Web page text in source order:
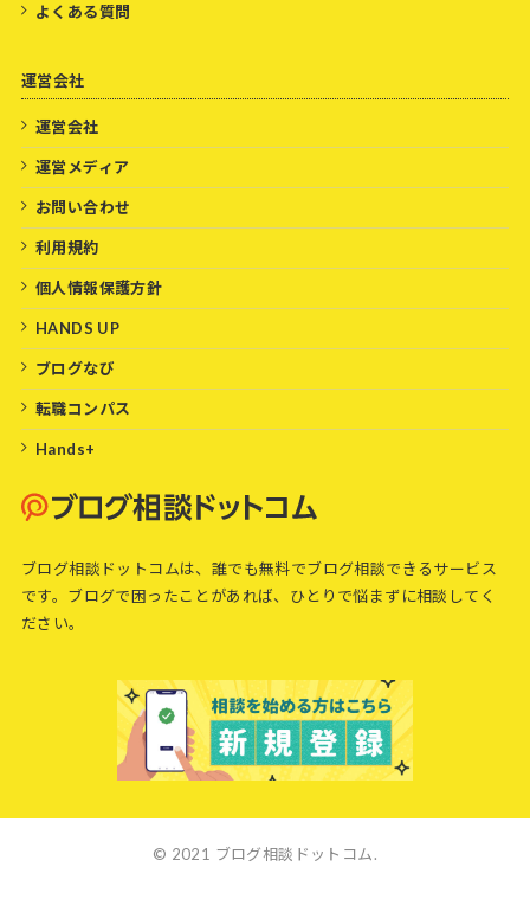
よくある質問
運営会社
運営会社
運営メディア
お問い合わせ
利用規約
個人情報保護方針
HANDS UP
ブログなび
転職コンパス
Hands+
ブログ相談ドットコムは、誰でも無料でブログ相談できるサービス
です。ブログで困ったことがあれば、ひとりで悩まずに相談してく
ださい。
© 2021 ブログ相談ドットコム.